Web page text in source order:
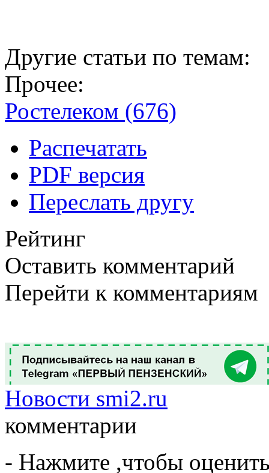
Другие статьи по темам:
Прочее:
Ростелеком (676)
Распечатать
PDF версия
Переслать другу
Рейтинг
Оставить комментарий
Перейти к комментариям
Новости smi2.ru
комментарии
- Нажмите ,чтобы